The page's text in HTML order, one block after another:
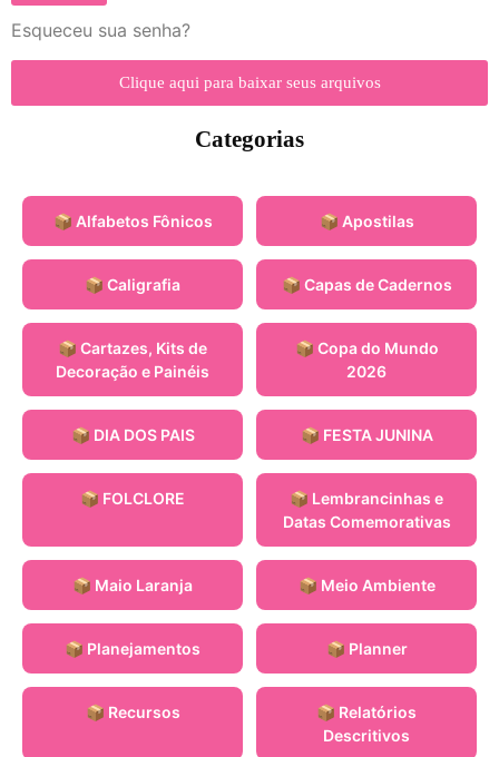
Esqueceu sua senha?
Clique aqui para baixar seus arquivos
Categorias
📦 Alfabetos Fônicos 📦 Apostilas
📦 Caligrafia 📦 Capas de Cadernos
📦 Cartazes, Kits de
Decoração e Painéis
📦 Copa do Mundo
2026
📦 DIA DOS PAIS 📦 FESTA JUNINA
📦 FOLCLORE
📦 Lembrancinhas e
Datas Comemorativas
📦 Maio Laranja 📦 Meio Ambiente
📦 Planejamentos 📦 Planner
📦 Recursos
📦 Relatórios
Descritivos